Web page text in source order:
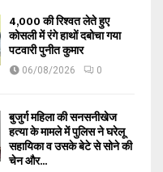
₹4,000 की रिश्वत लेते हुए
कोसली में रंगे हाथों दबोचा गया
पटवारी पुनीत कुमार
06/08/2026 0
बुजुर्ग महिला की सनसनीखेज
हत्या के मामले में पुलिस ने घरेलू
सहायिका व उसके बेटे से सोने की
चेन और...